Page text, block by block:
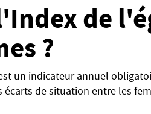
de
?
un indicateur annuel
de situation entre les